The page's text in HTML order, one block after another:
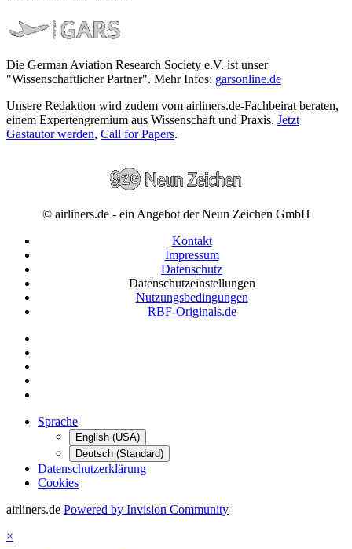
Die German Aviation Research Society e.V. ist unser
"Wissenschaftlicher Partner". Mehr Infos: garsonline.de
Unsere Redaktion wird zudem vom airliners.de-Fachbeirat beraten,
einem Expertengremium aus Wissenschaft und Praxis. Jetzt
Gastautor werden, Call for Papers.
© airliners.de - ein Angebot der Neun Zeichen GmbH
Kontakt
Impressum
Datenschutz
Datenschutzeinstellungen
Nutzungsbedingungen
RBF-Originals.de
Sprache
English (USA)
Deutsch (Standard)
Datenschutzerklärung
Cookies
airliners.de Powered by Invision Community
×